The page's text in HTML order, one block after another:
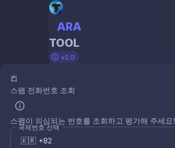
ARA
TOOL
v2.0
스팸 전화번호 조회
스팸이 의심되는 번호를 조회하고 평가해 주세요!
국제번호 선택